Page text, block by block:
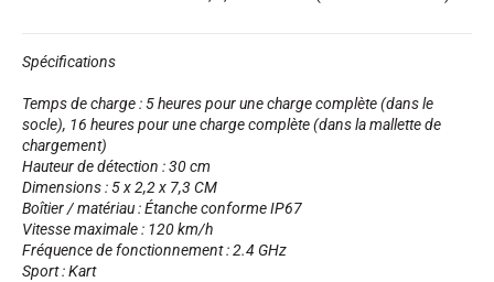
Suite SkiNordic
Spécifications
Temps de charge : 5 heures pour une charge complète (dans le
socle), 16 heures pour une charge complète (dans la mallette de
chargement)
Hauteur de détection : 30 cm
Dimensions : 5 x 2,2 x 7,3 CM
Boîtier / matériau : Étanche conforme IP67
Vitesse maximale : 120 km/h
Fréquence de fonctionnement : 2.4 GHz
Sport : Kart